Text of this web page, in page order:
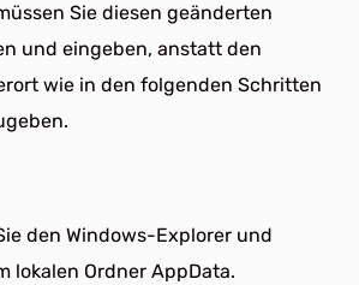
Sie diesen geänderten
und eingeben, anstatt den
wie in den folgenden Schritten
den Windows-Explorer und
lokalen Ordner AppData.